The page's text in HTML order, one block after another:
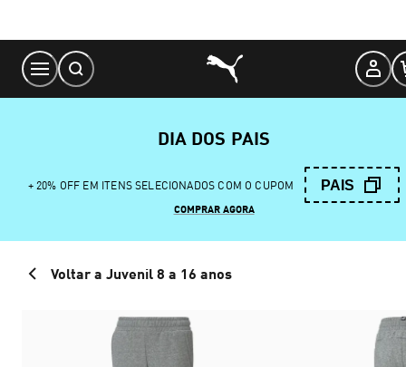
Content
DIA DOS PAIS
+ 20% OFF EM ITENS SELECIONADOS COM O CUPOM PAIS
COMPRAR AGORA
Voltar a Juvenil 8 a 16 anos